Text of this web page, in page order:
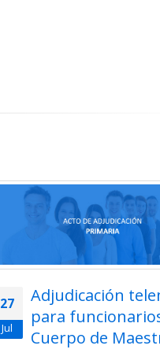
27
Jul
Adjudicación
para
Cuerpo de